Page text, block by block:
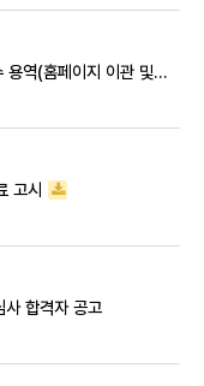
[수의계약공개] 2026 홈페이지 단기유지보수 용역(홈페이지 이관 및 개발 작업) 계약
고시
사 합격자 공고